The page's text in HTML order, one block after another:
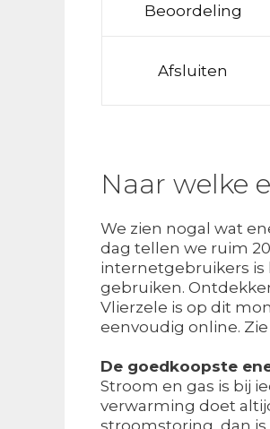
Beoordeling
Afsluiten
Naar welke
We zien nogal wat
dag tellen we ruim
internetgebruikers is
gebruiken.
Vlierzele is op dit
eenvoudig online.
De goedkoopste
Stroom en gas is bij
verwarming doet
stroomstoring, dan